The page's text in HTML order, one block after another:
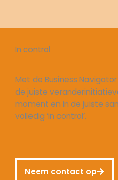
In control
Met de Business
de juiste
moment en in de juiste
volledig ‘in control’.
Neem contact op